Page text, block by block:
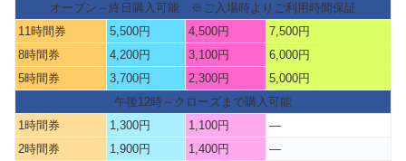
オープン～終日購入可能 ※ご入場時よりご利用時間保証
11時間券
5,500円 4,500円
7,500円
8時間券
4,200円 3,100円
6,000円
5時間券
3,700円 2,300円
5,000円
午後12時～クローズまで購入可能
1時間券
1,300円 1,100円
—
2時間券
1,900円 1,400円
—